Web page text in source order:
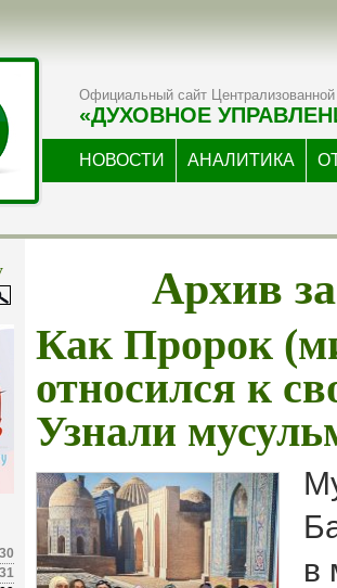
Официальный сайт Централизованной
«ДУХОВНОЕ
НОВОСТИ АНАЛИТИКА
Архив
Как Пророк
относился к
Узнали
в